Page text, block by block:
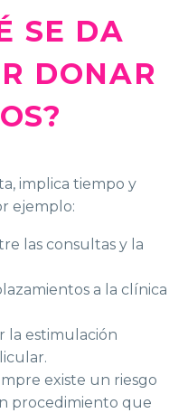
SE DA
DONAR
implica tiempo y
ejemplo:
las consultas y la
a la clínica
la estimulación
existe un riesgo
procedimiento que